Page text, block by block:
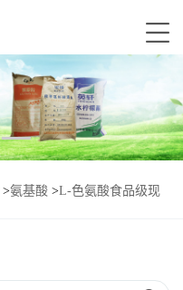
>氨基酸 >L-色氨酸食品级现